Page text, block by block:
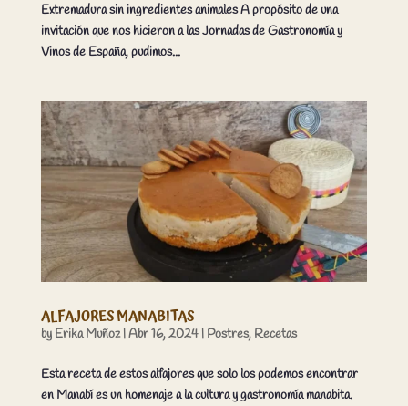
Extremadura sin ingredientes animales A propósito de una
invitación que nos hicieron a las Jornadas de Gastronomía y
Vinos de España, pudimos...
ALFAJORES MANABITAS
by Erika Muñoz|Abr 16, 2024| Postres, Recetas
Esta receta de estos alfajores que solo los podemos encontrar
en Manabí es un homenaje a la cultura y gastronomía manabita.